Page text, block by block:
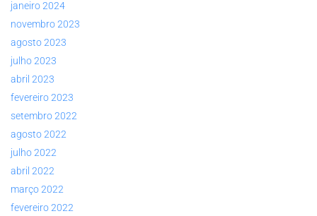
janeiro 2024
novembro 2023
agosto 2023
julho 2023
abril 2023
fevereiro 2023
setembro 2022
agosto 2022
julho 2022
abril 2022
março 2022
fevereiro 2022